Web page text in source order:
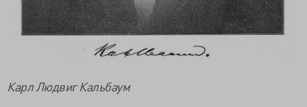
Карл Людвиг Кальбаум